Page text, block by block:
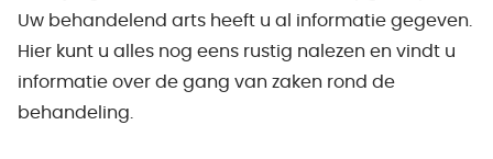
Uw behandelend arts heeft u al informatie gegeven.
Hier kunt u alles nog eens rustig nalezen en vindt u
informatie over de gang van zaken rond de
behandeling.